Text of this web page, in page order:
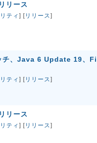
リース
ティ ] [リリース]
チ、Java 6 Update 19、
ティ ] [リリース]
リース
ティ ] [リリース]